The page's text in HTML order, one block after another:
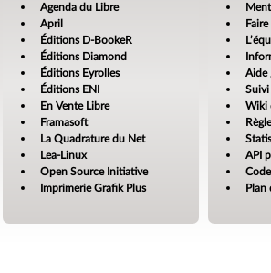
Agenda du Libre
April
Éditions D-BookeR
Éditions Diamond
Éditions Eyrolles
Éditions ENI
En Vente Libre
Framasoft
La Quadrature du Net
Lea-Linux
Open Source Initiative
Imprimerie Grafik Plus
Aide
Suivi
Wiki
API
Plan